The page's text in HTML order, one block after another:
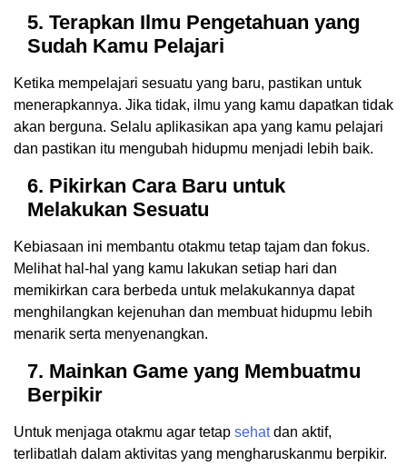
5. Terapkan Ilmu Pengetahuan yang
Sudah Kamu Pelajari
Ketika mempelajari sesuatu yang baru, pastikan untuk
menerapkannya. Jika tidak, ilmu yang kamu dapatkan tidak
akan berguna. Selalu aplikasikan apa yang kamu pelajari
dan pastikan itu mengubah hidupmu menjadi lebih baik.
6. Pikirkan Cara Baru untuk
Melakukan Sesuatu
Kebiasaan ini membantu otakmu tetap tajam dan fokus.
Melihat hal-hal yang kamu lakukan setiap hari dan
memikirkan cara berbeda untuk melakukannya dapat
menghilangkan kejenuhan dan membuat hidupmu lebih
menarik serta menyenangkan.
7. Mainkan Game yang Membuatmu
Berpikir
Untuk menjaga otakmu agar tetap sehatdan aktif,
terlibatlah dalam aktivitas yang mengharuskanmu berpikir.